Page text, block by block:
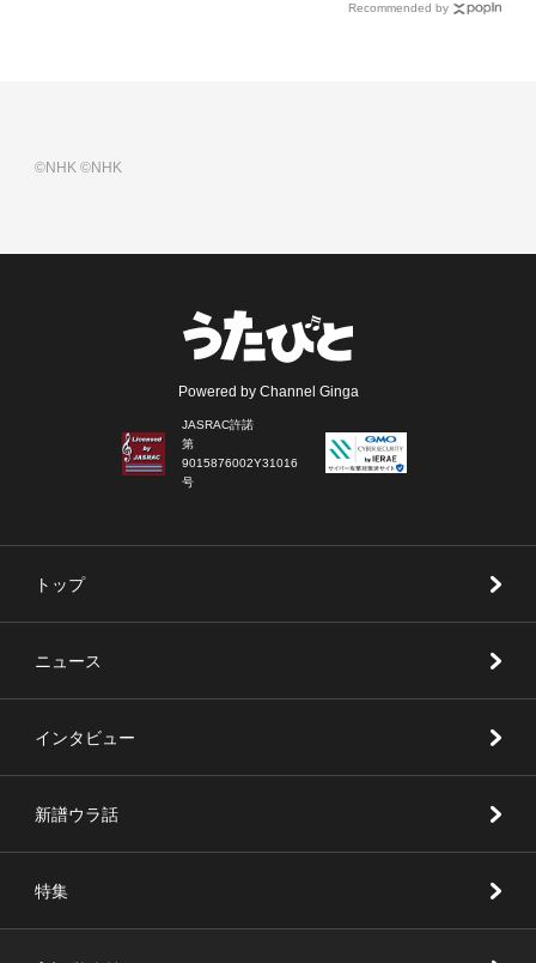
Recommended by
©NHK©NHK
Powered by Channel Ginga
JASRAC許諾
第
9015876002Y31016
号
トップ
ニュース
インタビュー
新譜ウラ話
特集